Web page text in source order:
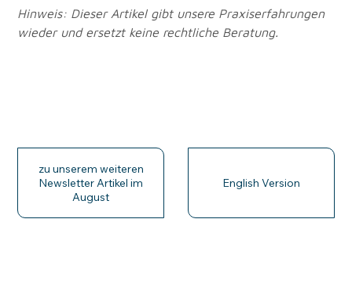
Hinweis: Dieser Artikel gibt unsere Praxiserfahrungen
wieder und ersetzt keine rechtliche Beratung.
zu unserem weiteren
Newsletter Artikel im
August
English Version